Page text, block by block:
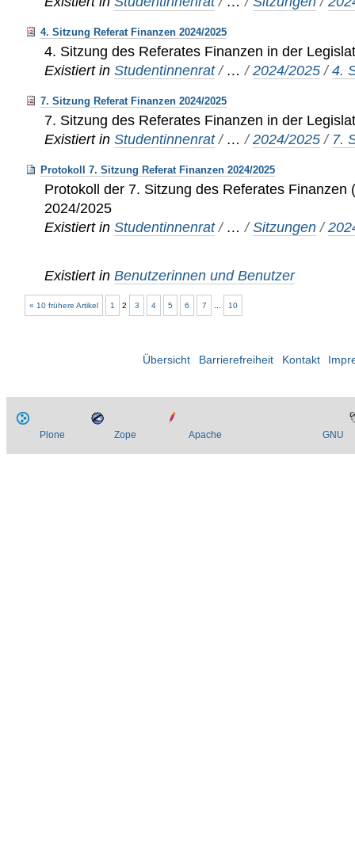
4. Sitzung Referat Finanzen 2024/2025
4. Sitzung des Referates Finanzen in der
Existiert in Studentinnenrat / …/2024/2025 /4.
7. Sitzung Referat Finanzen 2024/2025
7. Sitzung des Referates Finanzen in der
Existiert in Studentinnenrat / …/2024/2025 / 7.
Protokoll 7. Sitzung Referat Finanzen 2024/2025
Protokoll der 7. Sitzung des Referates Finanzen
2024/2025
Existiert in Studentinnenrat / …/Sitzungen /
Existiert in Benutzerinnen und Benutzer
« 10 frühere Artikel 1 2 3 4 5 6 7 10
Übersicht Barrierefreiheit Kontakt
Plone Zope Apache GNU